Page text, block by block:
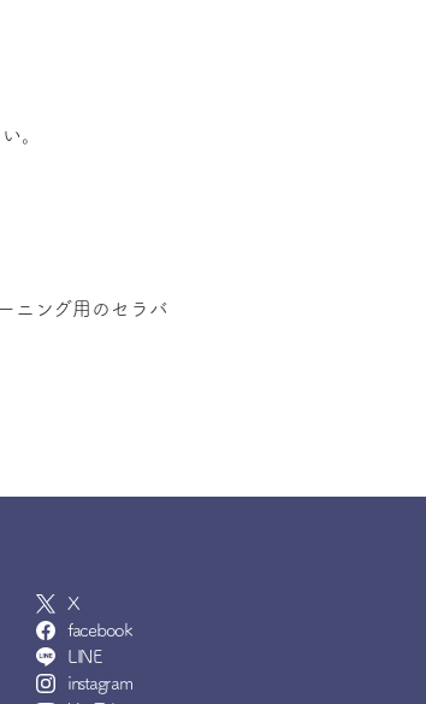
。
ニング用のセラバ
X
facebook
LINE
instagram